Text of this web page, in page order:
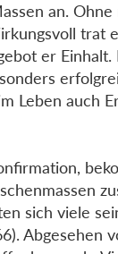
an. Ohne
trat
er
Leben auch
sich viele
Abgesehen